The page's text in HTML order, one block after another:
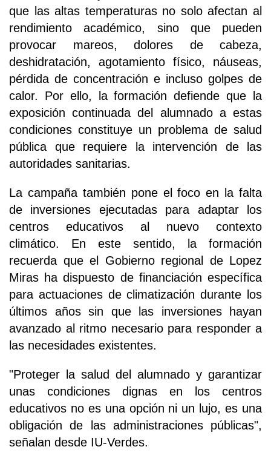
que las altas temperaturas no solo afectan al
rendimiento académico, sino que pueden
provocar mareos, dolores de cabeza,
deshidratación, agotamiento físico, náuseas,
pérdida de concentración e incluso golpes de
calor. Por ello, la formación defiende que la
exposición continuada del alumnado a estas
condiciones constituye un problema de salud
pública que requiere la intervención de las
autoridades sanitarias.
La campaña también pone el foco en la falta
de inversiones ejecutadas para adaptar los
centros educativos al nuevo contexto
climático. En este sentido, la formación
recuerda que el Gobierno regional de Lopez
Miras ha dispuesto de financiación específica
para actuaciones de climatización durante los
últimos años sin que las inversiones hayan
avanzado al ritmo necesario para responder a
las necesidades existentes.
"Proteger la salud del alumnado y garantizar
unas condiciones dignas en los centros
educativos no es una opción ni un lujo, es una
obligación de las administraciones públicas",
señalan desde IU-Verdes.